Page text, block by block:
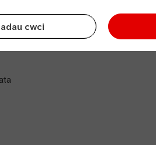
cwci
flwyddyn
yn eich rhanbarth